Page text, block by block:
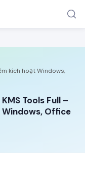
kích hoạt Windows,
Tools Full –
Office